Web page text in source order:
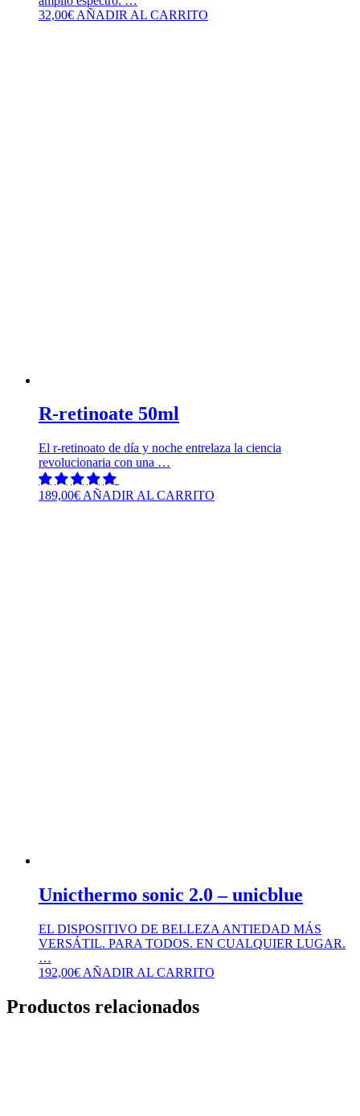
32,00€ AÑADIR AL CARRITO
R-retinoate 50ml
El r-retinoato de día y noche entrelaza la ciencia
revolucionaria con una …
189,00€ AÑADIR AL CARRITO
Unicthermo sonic 2.0 – unicblue
EL DISPOSITIVO DE BELLEZA ANTIEDAD MÁS
VERSÁTIL. PARA TODOS. EN CUALQUIER LUGAR.
…
192,00€ AÑADIR AL CARRITO
Productos relacionados